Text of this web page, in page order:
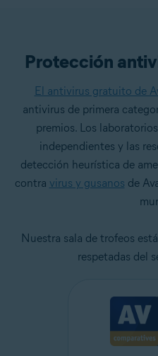
Protección
El antivirus gratuito de
antivirus de primera
premios. Los
independientes y las
detección heurística de
contra virus y gusanos de
Nuestra sala de trofeos
respetadas del